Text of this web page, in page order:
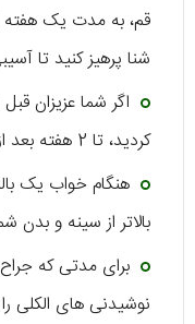
قم، به مدت یک هفته
شنا پرهیز کنید تا
اگر شما عزیزان
کردید، تا 2 هفته بعد از جراحی نباید از آن استفاده کنید.
هنگام خواب یک
بالاتر از سینه و بدن
برای مدتی که
نوشیدنی های الکلی